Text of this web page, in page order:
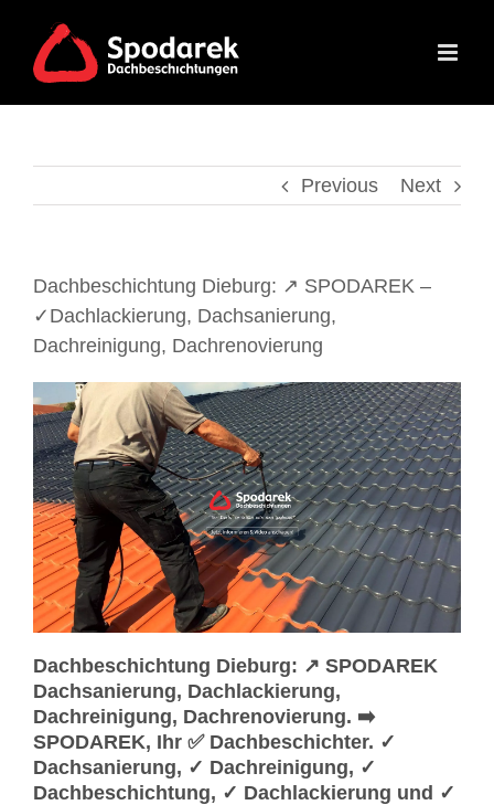
content
Previous Next
Dachbeschichtung Dieburg: ↗️ SPODAREK –
✓Dachlackierung, Dachsanierung,
Dachreinigung, Dachrenovierung
Dachbeschichtung Dieburg: ↗️ SPODAREK
Dachsanierung, Dachlackierung,
Dachreinigung, Dachrenovierung. ➡️
SPODAREK, Ihr ✅ Dachbeschichter. ✓
Dachsanierung, ✓ Dachreinigung, ✓
Dachbeschichtung, ✓ Dachlackierung und ✓